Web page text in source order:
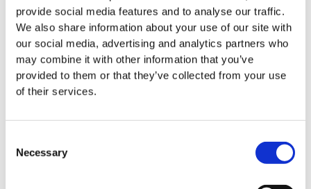
provide social media features and to analyse our traffic.
We also share information about your use of our site with
our social media, advertising and analytics partners who
may combine it with other information that you’ve
provided to them or that they’ve collected from your use
of their services.
Selection
Necessary
5. september 2019
Kærlighed ved første bjæf
Det var kærlighed ved første blik, da vi mødte Vegi på en
slædetur med Green Dog i Maj 2017 og i September det